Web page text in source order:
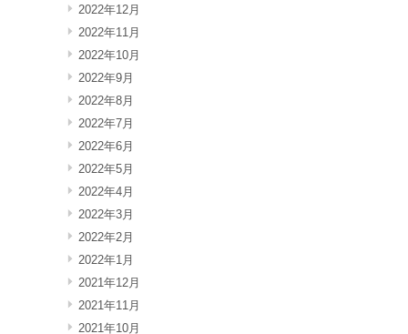
2022年12月
2022年11月
2022年10月
2022年9月
2022年8月
2022年7月
2022年6月
2022年5月
2022年4月
2022年3月
2022年2月
2022年1月
2021年12月
2021年11月
2021年10月